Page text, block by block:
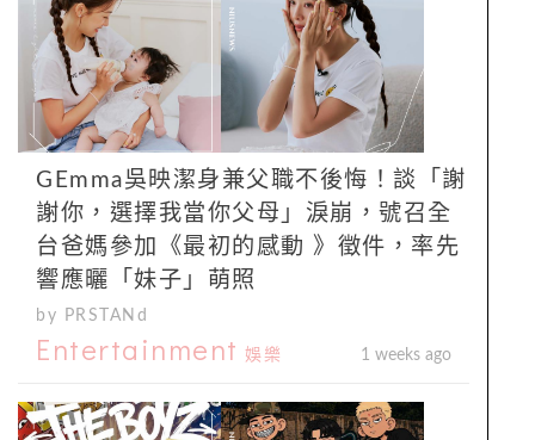
GEmma吳映潔身兼父職不後悔！談「謝
謝你，選擇我當你父母」淚崩，號召全
台爸媽參加《最初的感動 》徵件，率先
響應曬「妹子」萌照
by PRSTANd
Entertainment 娛樂 1 weeks ago